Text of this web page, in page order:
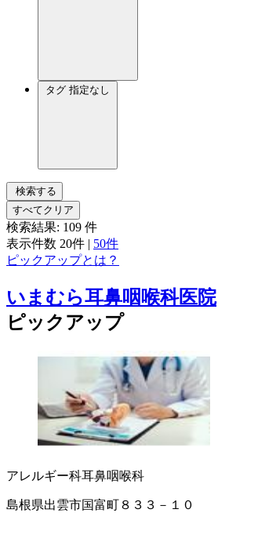
タグ 指定なし
検索する
すべてクリア
検索結果: 109 件
表示件数 20件 | 50件
ピックアップとは？
いまむら耳鼻咽喉科医院
ピックアップ
アレルギー科耳鼻咽喉科
島根県出雲市国富町８３３－１０